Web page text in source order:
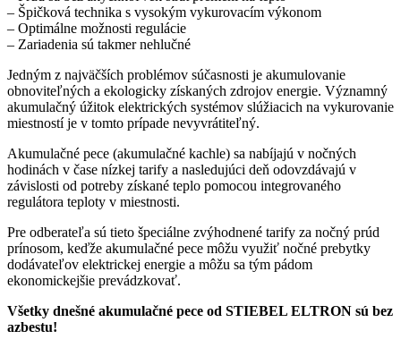
– Špičková technika s vysokým vykurovacím výkonom
– Optimálne možnosti regulácie
– Zariadenia sú takmer nehlučné
Jedným z najväčších problémov súčasnosti je akumulovanie
obnoviteľných a ekologicky získaných zdrojov energie. Významný
akumulačný úžitok elektrických systémov slúžiacich na vykurovanie
miestností je v tomto prípade nevyvrátiteľný.
Akumulačné pece (akumulačné kachle) sa nabíjajú v nočných
hodinách v čase nízkej tarify a nasledujúci deň odovzdávajú v
závislosti od potreby získané teplo pomocou integrovaného
regulátora teploty v miestnosti.
Pre odberateľa sú tieto špeciálne zvýhodnené tarify za nočný prúd
prínosom, keďže akumulačné pece môžu využiť nočné prebytky
dodávateľov elektrickej energie a môžu sa tým pádom
ekonomickejšie prevádzkovať.
Všetky dnešné akumulačné pece od STIEBEL ELTRON sú bez
azbestu!